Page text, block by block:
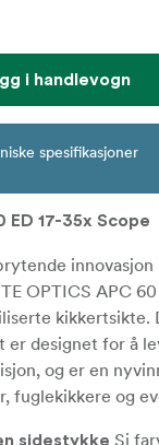
i handlevogn
spesifikasjoner
ED 17-35x Scope
OPTICS APC
kikkertsikte.
er designet for å
og er en
fuglekikkere og
sidestykke Si